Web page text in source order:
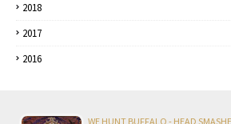
2018
2017
2016
WE HUNT BUFFALO - HEAD